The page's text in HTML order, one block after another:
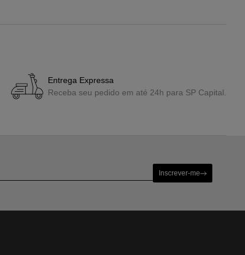
Entrega Expressa
Receba seu pedido em até 24h para SP Capital.
Inscrever-me